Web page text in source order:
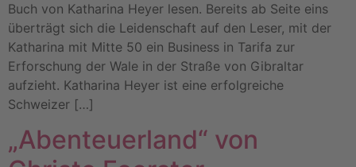
Buch von Katharina Heyer lesen. Bereits ab Seite eins
überträgt sich die Leidenschaft auf den Leser, mit der
Katharina mit Mitte 50 ein Business in Tarifa zur
Erforschung der Wale in der Straße von Gibraltar
aufzieht. Katharina Heyer ist eine erfolgreiche
Schweizer […]
„Abenteuerland“ von